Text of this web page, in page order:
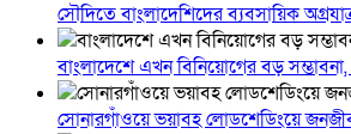
সৌদিতে বাংলাদেশিদের ব্যবসায়িক
বাংলাদেশে এখন বিনিয়োগের বড়
সোনারগাঁওয়ে ভয়াবহ লোডশেডিংয়ে